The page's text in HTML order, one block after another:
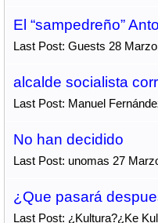
El “sampedreño”
Last Post: Guests 28
alcalde socialista
Last Post: Manuel
No han decidido
Last Post: unomas 27
¿Que pasará
Last Post: ¿Kultura?¿Ke